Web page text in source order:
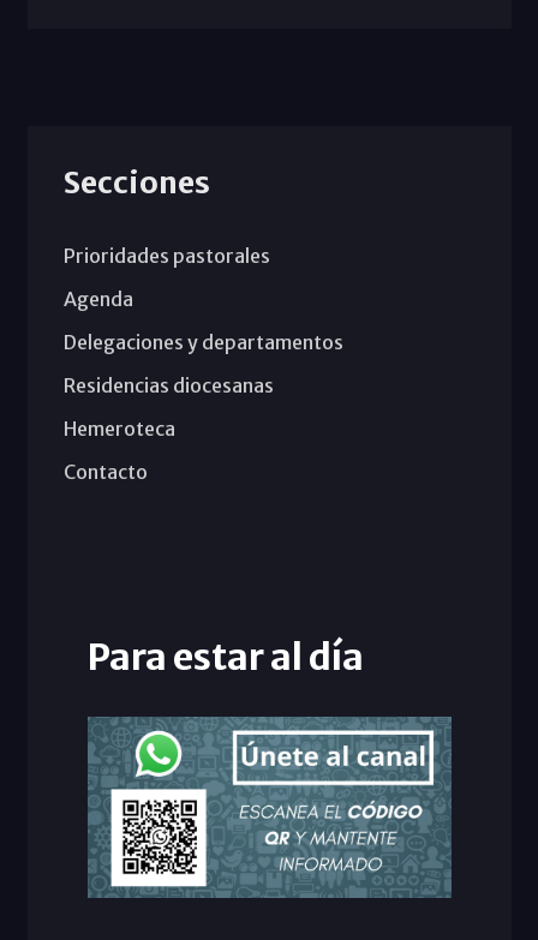
Secciones
Prioridades pastorales
Agenda
Delegaciones y departamentos
Residencias diocesanas
Hemeroteca
Contacto
Para estar al día